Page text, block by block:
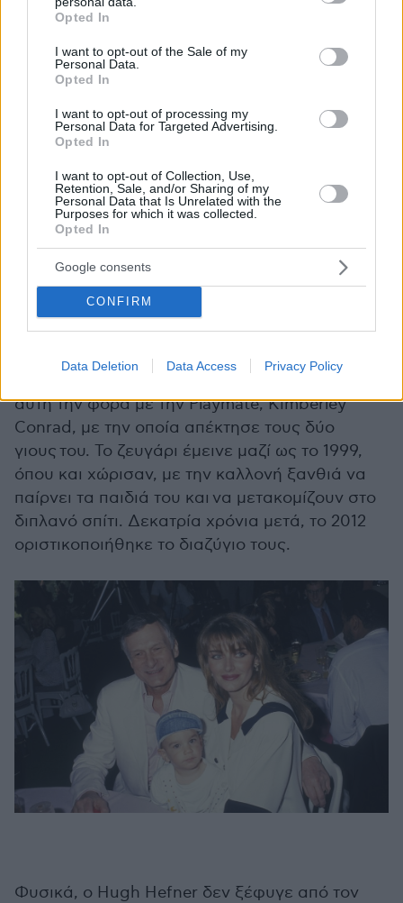
grant or deny consent to Google and its third-party tags to
use your data for below specified purposes in below Google
consent section.
Opted In
I want to opt-out of the Sale of my
Personal Data.
Opted In
I want to opt-out of processing my
Personal Data for Targeted Advertising.
Opted In
I want to opt-out of Collection, Use,
Retention, Sale, and/or Sharing of my
Personal Data that Is Unrelated with the
Purposes for which it was collected.
Opted In
Google consents
CONFIRM
Data Deletion Data Access Privacy Policy
Μετά τον πρώτο του γάμο, ο Hugh Hefner
έμεινε μόνος του για περίπου 30 χρόνια.
Φυσικά δεν κοιμόταν ποτέ μοναχός του, αλλά
κάθε βράδυ είχε δεκάδες «κουνελάκια» να του
αυτή την φορά με την Playmate, Kimberley
Conrad, με την οποία απέκτησε τους δύο
γιους του. Το ζευγάρι έμεινε μαζί ως το 1999,
όπου και χώρισαν, με την καλλονή ξανθιά να
παίρνει τα παιδιά του και να μετακομίζουν στο
διπλανό σπίτι. Δεκατρία χρόνια μετά, το 2012
οριστικοποιήθηκε το διαζύγιο τους.
Φυσικά, ο Hugh Hefner δεν ξέφυγε από τον